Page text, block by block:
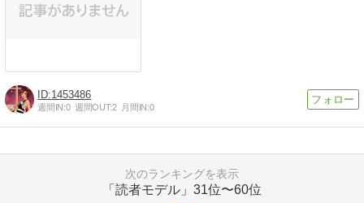
1453486
週間IN:0 週間OUT:2 月間IN:0
次のランキングを表示
「読者モデル」 31位〜60位